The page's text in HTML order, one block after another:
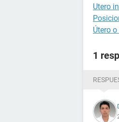
Utero
Útero
1